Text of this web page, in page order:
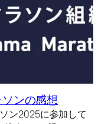
ンの感想
ン2025に参加して